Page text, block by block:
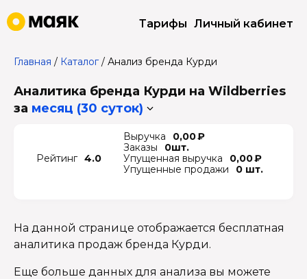
Тарифы Личный кабинет
Главная / Каталог/ Анализ бренда Курди
Аналитика бренда Курди на Wildberries
за месяц (30 суток)
Рейтинг 4.0
Выручка
0,00 ₽
Заказы
0шт.
Упущенная выручка
0,00 ₽
Упущенные продажи
0 шт.
На данной странице отображается бесплатная
аналитика продаж бренда Курди.
Еще больше данных для анализа вы можете